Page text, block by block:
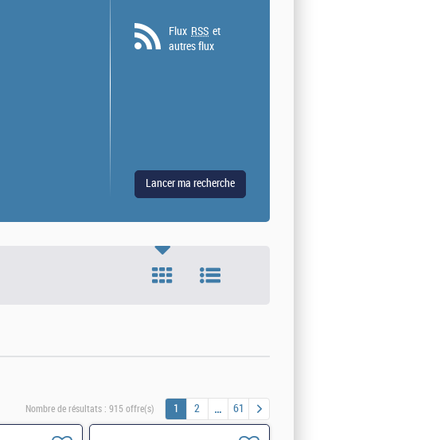
Flux RSS et
autres flux
Nombre de résultats : 915 offre(s) 1 2 61